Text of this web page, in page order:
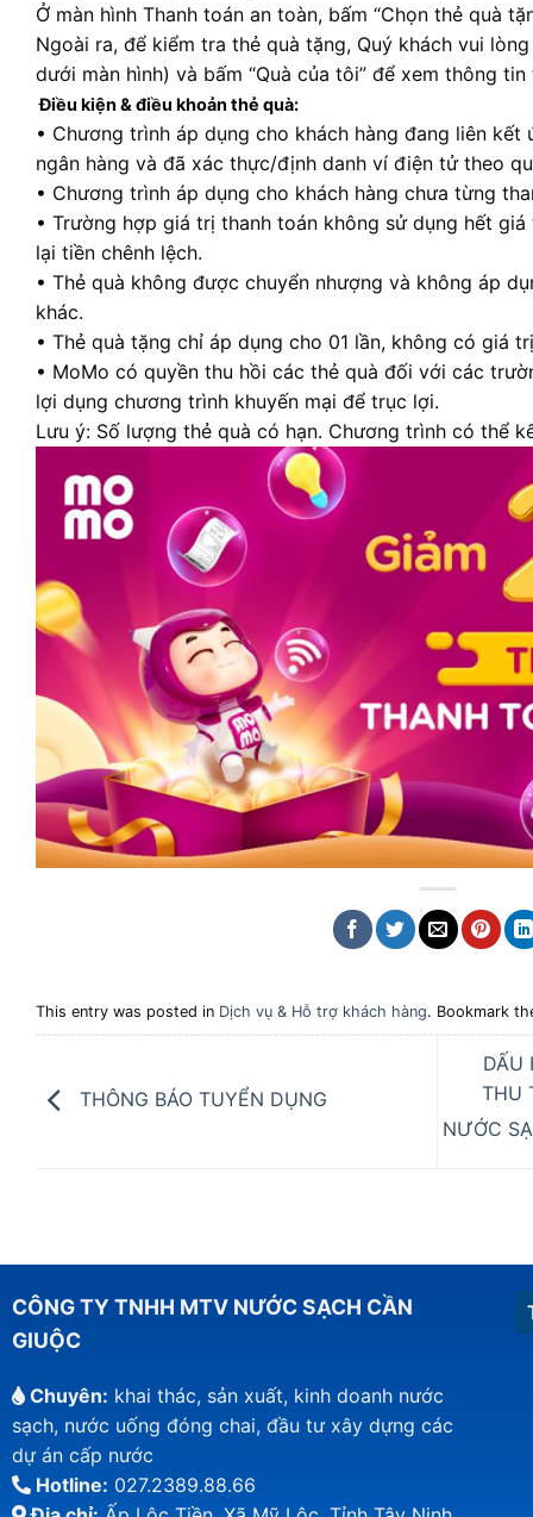
Ở màn hình Thanh toán an toàn, bấm “Chọn thẻ quà
Ngoài ra, để kiểm tra thẻ quà tặng, Quý khách vui
dưới màn hình) và bấm “Quà của tôi” để xem thông tin
Điều kiện & điều khoản thẻ quà:
• Chương trình áp dụng cho khách hàng đang liên
ngân hàng và đã xác thực/định danh ví điện tử theo
• Chương trình áp dụng cho khách hàng chưa từng
• Trường hợp giá trị thanh toán không sử dụng hết
lại tiền chênh lệch.
• Thẻ quà không được chuyển nhượng và không áp
khác.
• Thẻ quà tặng chỉ áp dụng cho 01 lần, không có giá
• MoMo có quyền thu hồi các thẻ quà đối với các
lợi dụng chương trình khuyến mại để trục lợi.
Lưu ý: Số lượng thẻ quà có hạn. Chương trình có thể
This entry was posted in Dịch vụ & Hỗ trợ khách hàng. Bookmark
THÔNG BÁO TUYỂN DỤNG
DẤU
THU
NƯỚC
CÔNG TY TNHH MTV NƯỚC SẠCH CẦN
GIUỘC
Chuyên: khai thác, sản xuất, kinh doanh nước
sạch, nước uống đóng chai, đầu tư xây dựng các
dự án cấp nước
Hotline: 027.2389.88.66